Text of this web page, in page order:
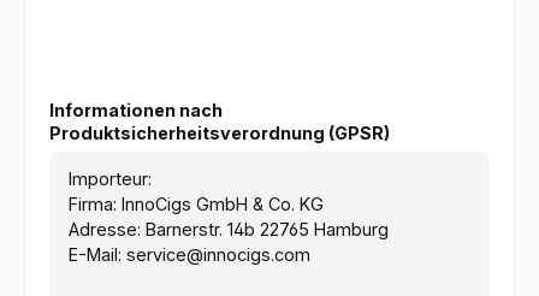
Informationen nach
Produktsicherheitsverordnung (GPSR)
Importeur:
Firma: InnoCigs GmbH & Co. KG
Adresse: Barnerstr. 14b 22765 Hamburg
E-Mail: service@innocigs.com